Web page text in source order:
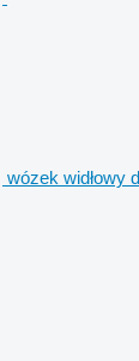
wózek widłowy